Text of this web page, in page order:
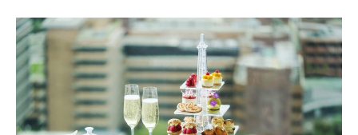
唯
港
薈
La
Maison